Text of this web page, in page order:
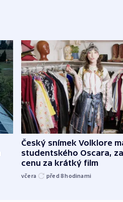
Český snímek Volklore
studentského Oscara,
cenu za krátký film
včera před 8hodinami